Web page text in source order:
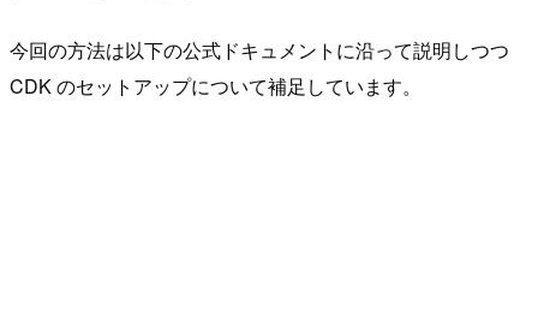
今回の方法は以下の公式ドキュメントに沿って説明しつつ
CDK のセットアップについて補足しています。